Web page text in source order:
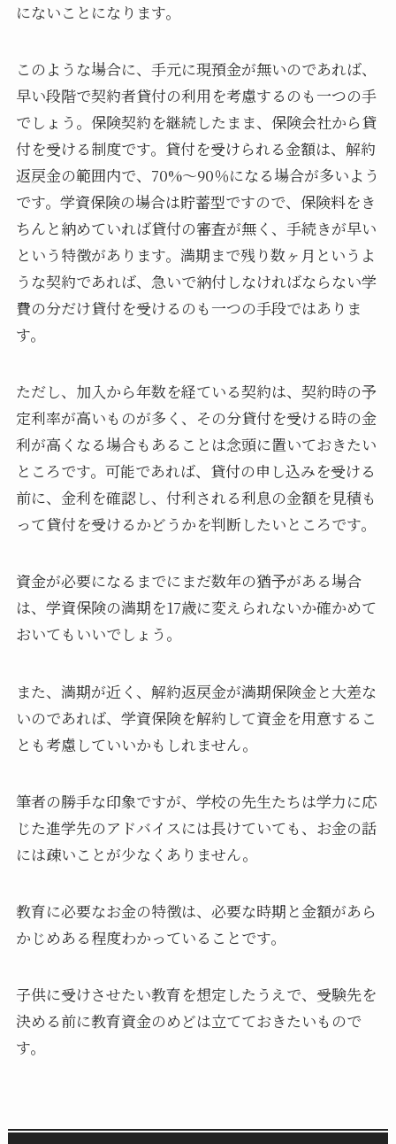
にないことになります。
このような場合に、手元に現預金が無いのであれば、
早い段階で契約者貸付の利用を考慮するのも一つの手
でしょう。保険契約を継続したまま、保険会社から貸
付を受ける制度です。貸付を受けられる金額は、解約
返戻金の範囲内で、70%～90％になる場合が多いよう
です。学資保険の場合は貯蓄型ですので、保険料をき
ちんと納めていれば貸付の審査が無く、手続きが早い
という特徴があります。満期まで残り数ヶ月というよ
うな契約であれば、急いで納付しなければならない学
費の分だけ貸付を受けるのも一つの手段ではありま
す。
ただし、加入から年数を経ている契約は、契約時の予
定利率が高いものが多く、その分貸付を受ける時の金
利が高くなる場合もあることは念頭に置いておきたい
ところです。可能であれば、貸付の申し込みを受ける
前に、金利を確認し、付利される利息の金額を見積も
って貸付を受けるかどうかを判断したいところです。
資金が必要になるまでにまだ数年の猶予がある場合
は、学資保険の満期を17歳に変えられないか確かめて
おいてもいいでしょう。
また、満期が近く、解約返戻金が満期保険金と大差な
いのであれば、学資保険を解約して資金を用意するこ
とも考慮していいかもしれません。
筆者の勝手な印象ですが、学校の先生たちは学力に応
じた進学先のアドバイスには長けていても、お金の話
には疎いことが少なくありません。
教育に必要なお金の特徴は、必要な時期と金額があら
かじめある程度わかっていることです。
子供に受けさせたい教育を想定したうえで、受験先を
決める前に教育資金のめどは立てておきたいもので
す。